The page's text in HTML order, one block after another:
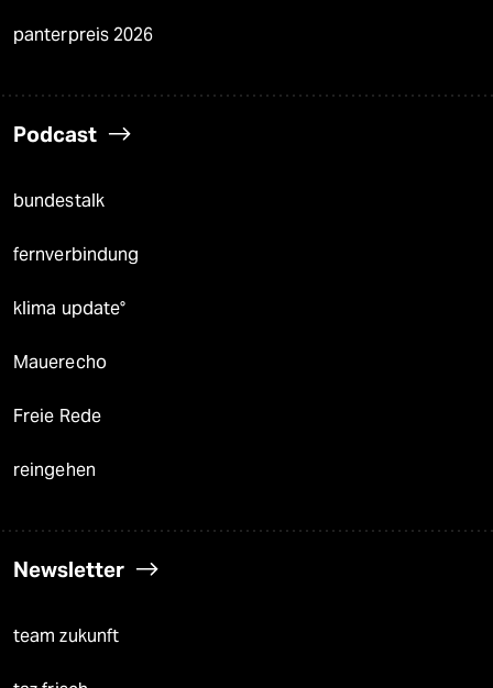
panterpreis 2026
Podcast
bundestalk
fernverbindung
klima update°
Mauerecho
Freie Rede
reingehen
Newsletter
team zukunft